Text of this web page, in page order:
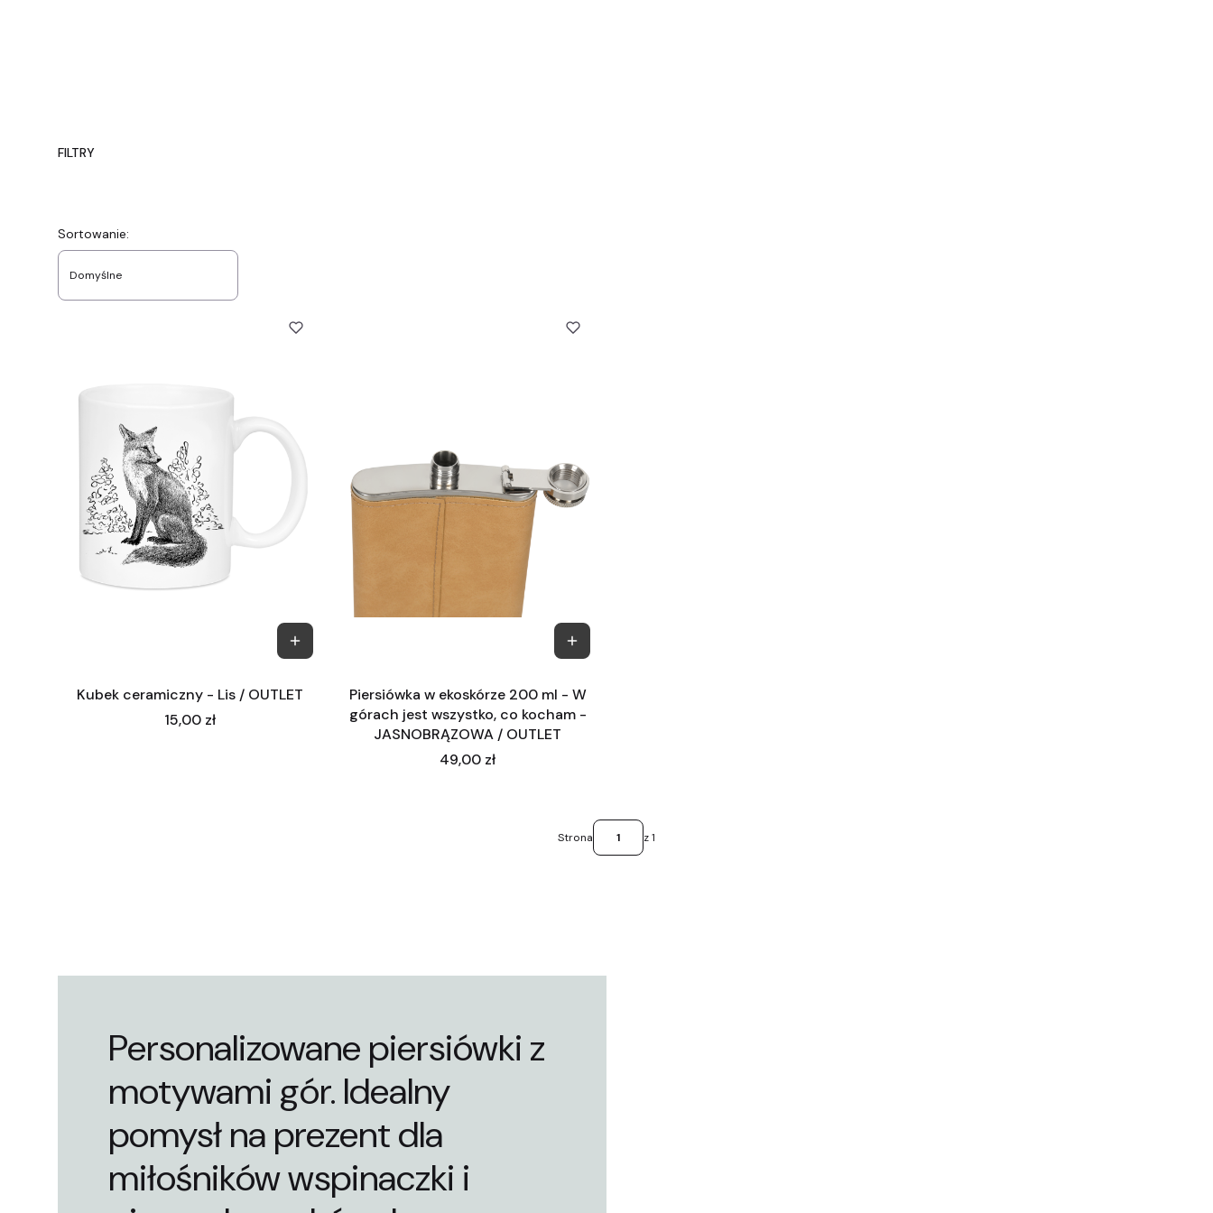
FILTRY
Lista produktów
Sortowanie:
Domyślne
Kubek ceramiczny - Lis / OUTLET
Cena
15,00 zł
Piersiówka w ekoskórze 200 ml - W
górach jest wszystko, co kocham -
JASNOBRĄZOWA / OUTLET
Cena
49,00 zł
Strona z 1
Personalizowane piersiówki z
motywami gór. Idealny
pomysł na prezent dla
miłośników wspinaczki i